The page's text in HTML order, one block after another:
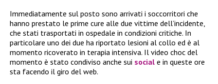
Immediatamente sul posto sono arrivati i soccorritori che
hanno prestato le prime cure alle due vittime dell’incidente,
che stati trasportati in ospedale in condizioni critiche. In
particolare uno dei due ha riportato lesioni al collo ed è al
momento ricoverato in terapia intensiva. Il video choc del
momento è stato condiviso anche sui social e in queste ore
sta facendo il giro del web.